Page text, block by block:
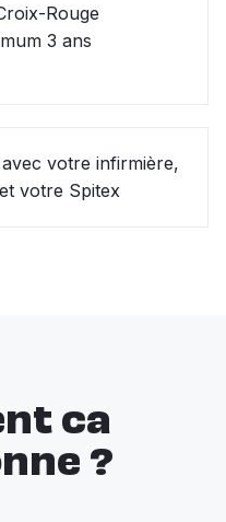
Rouge
3 ans
votre infirmière,
votre Spitex
ca
?